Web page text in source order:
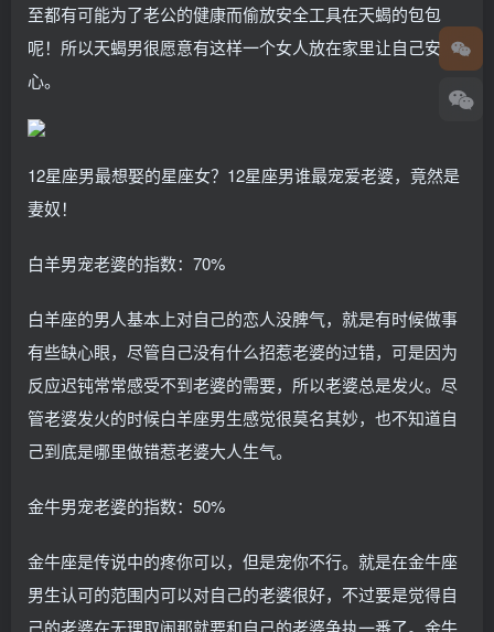
至都有可能为了老公的健康而偷放安全工具在天蝎的包包
呢！所以天蝎男很愿意有这样一个女人放在家里让自己安
心。
12星座男最想娶的星座女？12星座男谁最宠爱老婆，竟然是
妻奴！
白羊男宠老婆的指数：70%
白羊座的男人基本上对自己的恋人没脾气，就是有时候做事
有些缺心眼，尽管自己没有什么招惹老婆的过错，可是因为
反应迟钝常常感受不到老婆的需要，所以老婆总是发火。尽
管老婆发火的时候白羊座男生感觉很莫名其妙，也不知道自
己到底是哪里做错惹老婆大人生气。
金牛男宠老婆的指数：50%
金牛座是传说中的疼你可以，但是宠你不行。就是在金牛座
男生认可的范围内可以对自己的老婆很好，不过要是觉得自
己的老婆在无理取闹那就要和自己的老婆争执一番了。金牛